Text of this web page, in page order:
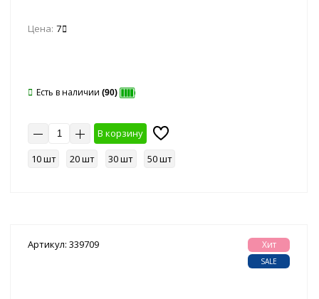
Цена: 7
Есть в наличии (90)
В корзину
10 шт
20 шт 30 шт 50 шт
Артикул: 339709 Хит
SALE